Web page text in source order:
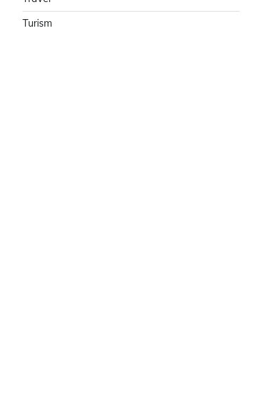
Turism